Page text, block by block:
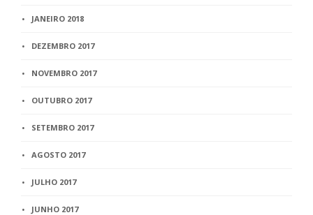
JANEIRO 2018
DEZEMBRO 2017
NOVEMBRO 2017
OUTUBRO 2017
SETEMBRO 2017
AGOSTO 2017
JULHO 2017
JUNHO 2017